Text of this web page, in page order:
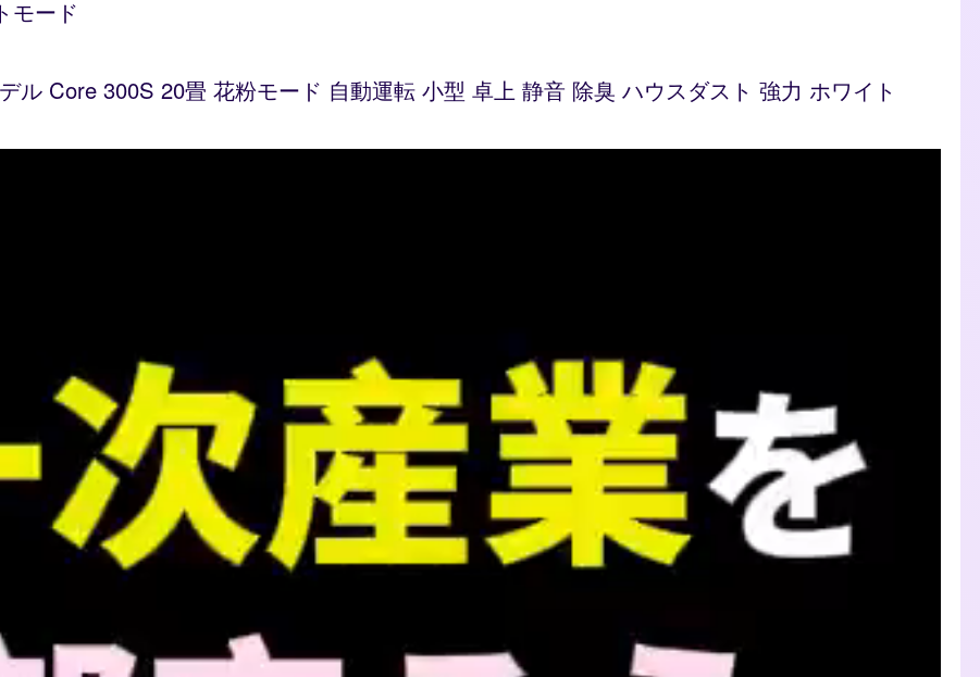
モード
ル Core 300S 20畳 花粉モード 自動運転 小型 卓上 静音 除臭 ハウスダスト 強力 ホワイト